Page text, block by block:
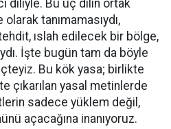
diliyle. Bu üç dilin ortak
tanımamasıydı,
ıslah edilecek bir bölge,
İşte bugün tam da böyle
Bu kök yasa; birlikte
çıkarılan yasal metinlerde
sadece yüklem değil,
açacağına inanıyoruz.